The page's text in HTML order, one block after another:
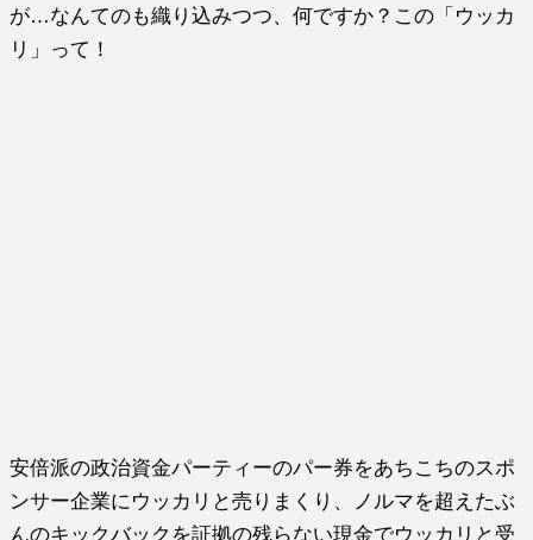
が…なんてのも織り込みつつ、何ですか？この「ウッカ
リ」って！
安倍派の政治資金パーティーのパー券をあちこちのスポ
ンサー企業にウッカリと売りまくり、ノルマを超えたぶ
んのキックバックを証拠の残らない現金でウッカリと受